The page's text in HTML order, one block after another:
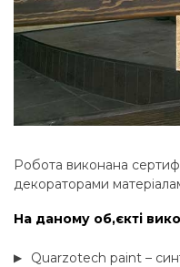
Робота виконана
декораторами
На даному об,єкті
Quarzotech paint –